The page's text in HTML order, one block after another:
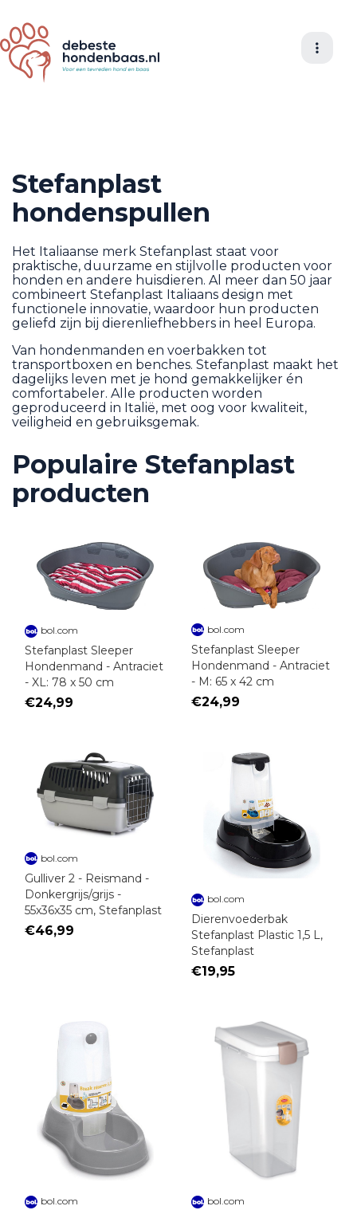
Stefanplast
hondenspullen
Het Italiaanse merk Stefanplast staat voor
praktische, duurzame en stijlvolle producten voor
honden en andere huisdieren. Al meer dan 50 jaar
combineert Stefanplast Italiaans design met
functionele innovatie, waardoor hun producten
geliefd zijn bij dierenliefhebbers in heel Europa.
Van hondenmanden en voerbakken tot
transportboxen en benches. Stefanplast maakt het
dagelijks leven met je hond gemakkelijker én
comfortabeler. Alle producten worden
geproduceerd in Italië, met oog voor kwaliteit,
veiligheid en gebruiksgemak.
Populaire Stefanplast
producten
bol.com
Stefanplast Sleeper
Hondenmand - Antraciet
- XL: 78 x 50 cm
€24,99
bol.com
Stefanplast Sleeper
Hondenmand - Antraciet
- M: 65 x 42 cm
€24,99
bol.com
Gulliver 2 - Reismand -
Donkergrijs/grijs -
55x36x35 cm, Stefanplast
€46,99
bol.com
Dierenvoederbak
Stefanplast Plastic 1,5 L,
Stefanplast
€19,95
bol.com bol.com